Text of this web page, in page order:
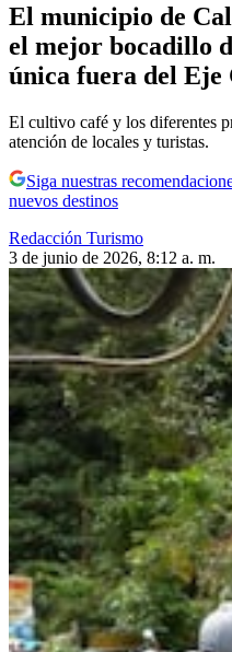
El municipio de
el mejor bocadillo
única fuera del Eje
El cultivo café y los diferentes
atención de locales y turistas.
Siga nuestras
nuevos destinos
Redacción Turismo
3 de junio de 2026, 8:12 a. m.